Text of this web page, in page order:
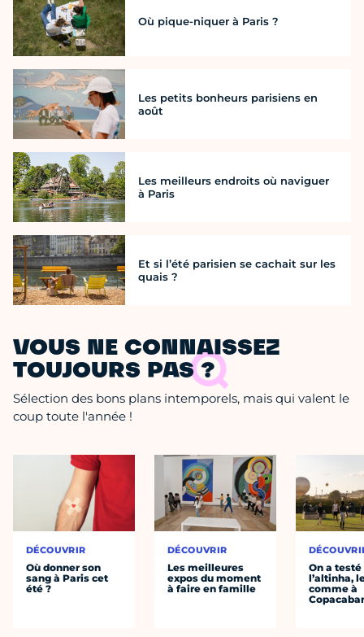
Où pique-niquer à Paris ?
Les petits bonheurs parisiens en
août
Les meilleurs endroits où naviguer
à Paris
Et si l’été parisien se cachait sur les
quais ?
VOUS NE CONNAISSEZ
TOUJOURS PAS ?
Sélection des bons plans intemporels, mais qui valent le
coup toute l'année !
DÉCOUVRIR
Où donner son
sang à Paris cet
été ?
DÉCOUVRIR
Les meilleures
expos du moment
à faire en famille
On a testé
l’altinha,
comme à